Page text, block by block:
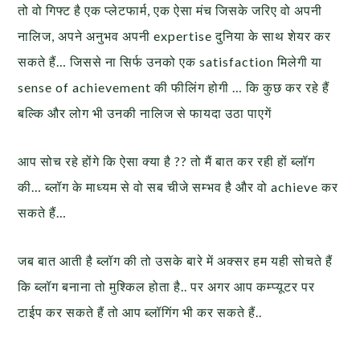
तो वो गिफ्ट है एक प्लेटफार्म, एक ऐसा मंच जिसके जरिए वो अपनी
नालिज, अपने अनुभव अपनी expertise दुनिया के साथ शेयर कर
सकते हैं… जिससे ना सिर्फ उनको एक satisfaction मिलेगी या
sense of achievement की फीलिंग होगी … कि कुछ कर रहे हैं
बल्कि और लोग भी उनकी नालिज से फायदा उठा पाएगें
आप सोच रहे होंगे कि ऐसा क्या है ?? तो मैं बात कर रही हों ब्लॉग
की… ब्लॉग के माध्यम से वो सब चीजे सम्भव है और वो achieve कर
सकते हैं…
जब बात आती है ब्लॉग की तो उसके बारे में अक्सर हम यही सोचते हैं
कि ब्लॉग बनाना तो मुश्किल होता है.. पर अगर आप कम्प्यूटर पर
टाईप कर सकते हैं तो आप ब्लॉगिंग भी कर सकते हैं..